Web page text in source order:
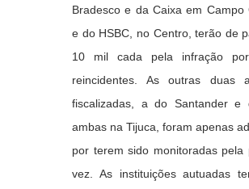
Bradesco e da Caixa em Campo
e do HSBC, no Centro, terão de
10 mil cada pela infração
reincidentes. As outras duas
fiscalizadas, a do Santander e
ambas na Tijuca, foram apenas
por terem sido monitoradas pela
vez. As instituições autuadas